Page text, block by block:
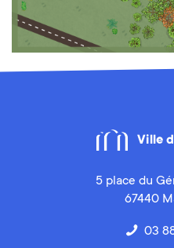
Ville
5 place du
67440
03